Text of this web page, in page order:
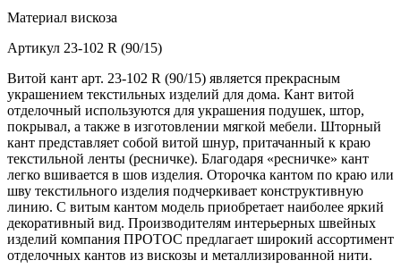
Материал вискоза
Артикул 23-102 R (90/15)
Витой кант арт. 23-102 R (90/15) является прекрасным
украшением текстильных изделий для дома. Кант витой
отделочный используются для украшения подушек, штор,
покрывал, а также в изготовлении мягкой мебели. Шторный
кант представляет собой витой шнур, притачанный к краю
текстильной ленты (ресничке). Благодаря «ресничке» кант
легко вшивается в шов изделия. Оторочка кантом по краю или
шву текстильного изделия подчеркивает конструктивную
линию. С витым кантом модель приобретает наиболее яркий
декоративный вид. Производителям интерьерных швейных
изделий компания ПРОТОС предлагает широкий ассортимент
отделочных кантов из вискозы и металлизированной нити.